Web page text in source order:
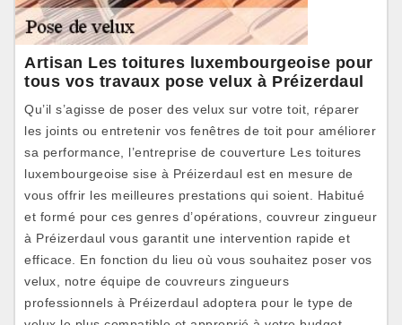
Artisan Les toitures luxembourgeoise pour
tous vos travaux pose velux à Préizerdaul
Qu’il s’agisse de poser des velux sur votre toit, réparer
les joints ou entretenir vos fenêtres de toit pour améliorer
sa performance, l’entreprise de couverture Les toitures
luxembourgeoise sise à Préizerdaul est en mesure de
vous offrir les meilleures prestations qui soient. Habitué
et formé pour ces genres d’opérations, couvreur zingueur
à Préizerdaul vous garantit une intervention rapide et
efficace. En fonction du lieu où vous souhaitez poser vos
velux, notre équipe de couvreurs zingueurs
professionnels à Préizerdaul adoptera pour le type de